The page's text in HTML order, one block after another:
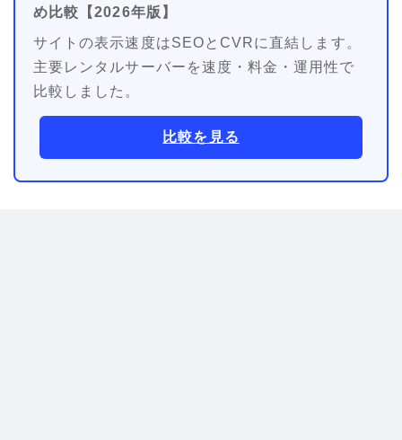
め比較【2026年版】
サイトの表示速度はSEOとCVRに直結します。
主要レンタルサーバーを速度・料金・運用性で
比較しました。
比較を見る